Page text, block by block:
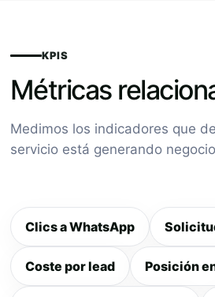
KPIS
Métricas
Medimos los indicadores que
servicio está generando
Clics a WhatsApp
Coste por lead Posición